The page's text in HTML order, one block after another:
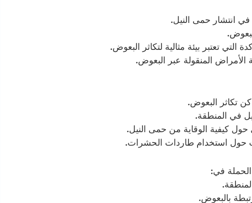
انتشار حمى النيل.
التي تعتبر بيئة مثالية لتكاثر البعوض.
الأمراض المنقولة عبر البعوض.
تكاثر البعوض.
في المنطقة.
كيفية الوقاية من حمى النيل.
حول استخدام طاردات الحشرات.
الحملة في:
بالبعوض.